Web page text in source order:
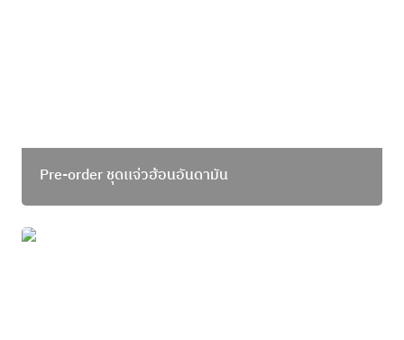
Pre-order ชุดเเจ่วฮ้อนอันดามัน
โบนัสส่งท้ายปี ยิ่งกินหลากหลายได้ลด X2